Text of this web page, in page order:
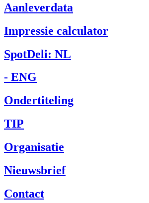
Aanleverdata
Impressie calculator
SpotDeli: NL
- ENG
Ondertiteling
TIP
Organisatie
Nieuwsbrief
Contact